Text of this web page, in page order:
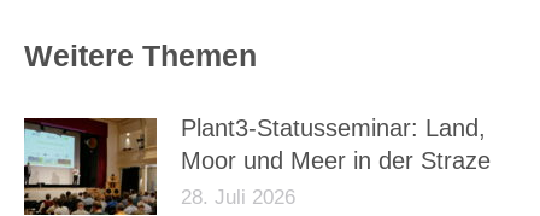
Weitere Themen
Plant3-Statusseminar: Land,
Moor und Meer in der Straze
28. Juli 2026